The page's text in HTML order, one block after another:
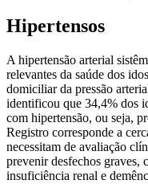
Hipertensos
A hipertensão arterial
relevantes da saúde dos
domiciliar da pressão
identificou que 34,4% dos
com hipertensão, ou seja,
Registro corresponde a
necessitam de avaliação
prevenir desfechos graves,
insuficiência renal e